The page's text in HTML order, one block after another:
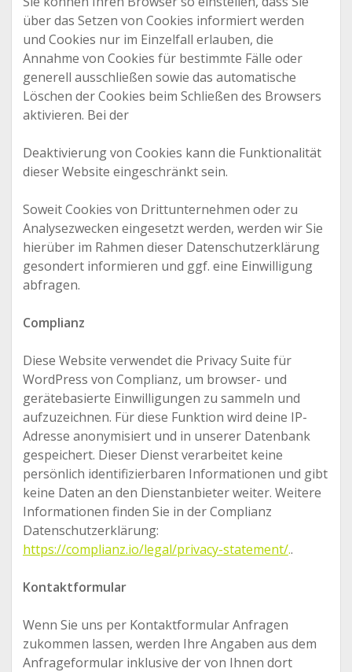
über das Setzen von Cookies informiert werden
und Cookies nur im Einzelfall erlauben, die
Annahme von Cookies für bestimmte Fälle oder
generell ausschließen sowie das automatische
Löschen der Cookies beim Schließen des Browsers
aktivieren. Bei der
Deaktivierung von Cookies kann die Funktionalität
dieser Website eingeschränkt sein.
Soweit Cookies von Drittunternehmen oder zu
Analysezwecken eingesetzt werden, werden wir Sie
hierüber im Rahmen dieser Datenschutzerklärung
gesondert informieren und ggf. eine Einwilligung
abfragen.
Complianz
Diese Website verwendet die Privacy Suite für
WordPress von Complianz, um browser- und
gerätebasierte Einwilligungen zu sammeln und
aufzuzeichnen. Für diese Funktion wird deine IP-
Adresse anonymisiert und in unserer Datenbank
gespeichert. Dieser Dienst verarbeitet keine
persönlich identifizierbaren Informationen und gibt
keine Daten an den Dienstanbieter weiter. Weitere
Informationen finden Sie in der Complianz
Datenschutzerklärung:
https://complianz.io/legal/privacy-statement/..
Kontaktformular
Wenn Sie uns per Kontaktformular Anfragen
zukommen lassen, werden Ihre Angaben aus dem
Anfrageformular inklusive der von Ihnen dort